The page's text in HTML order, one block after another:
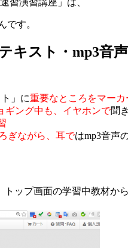
です。
キスト・mp3音声
」に重要なところをマー
ギング中も、イヤホンで聞
ぎながら、耳ではmp3音声
ップ画面の学習中教材から